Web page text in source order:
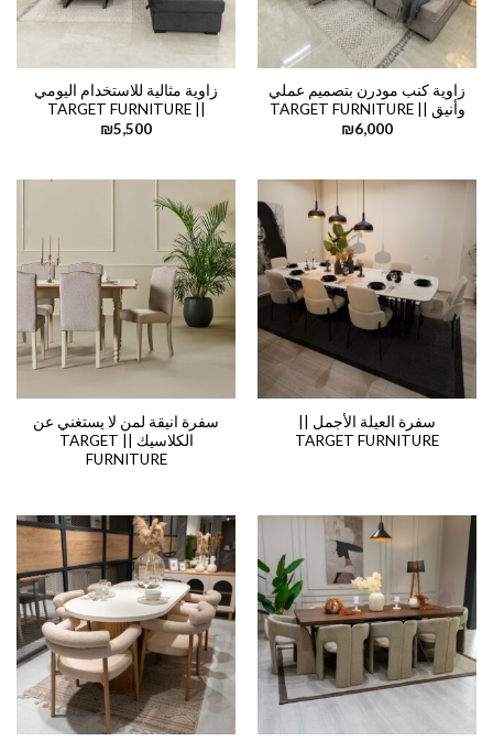
زاوية كنب مودرن بتصميم عملي
وأنيق || TARGET FURNITURE
₪6,000
زاوية مثالية للاستخدام اليومي
|| TARGET FURNITURE
₪5,500
سفرة العيلة الأجمل ||
TARGET FURNITURE
سفرة انيقة لمن لا يستغني عن
الكلاسيك || TARGET
FURNITURE